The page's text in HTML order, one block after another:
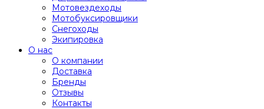
Мотовездеходы
Мотобуксировщики
Снегоходы
Экипировка
О нас
О компании
Доставка
Бренды
Отзывы
Контакты